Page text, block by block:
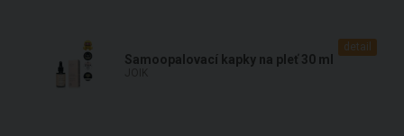
Samoopalovací kapky na pleť 30 ml
detail